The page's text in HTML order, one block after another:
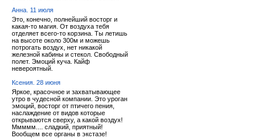
Анна. 11 июля
Это, конечно, полнейший восторг и
какая-то магия. От воздуха тебя
отделяет всего-то корзина. Ты летишь
на высоте около 300м и можешь
потрогать воздух, нет никакой
железной кабины и стекол. Свободный
полет. Эмоций куча. Кайф
невероятный.
Ксения. 28 июня
Яркое, красочное и захватывающее
утро в чудесной компании. Это уроган
эмоций, восторг от птичего пения,
наслаждение от видов которые
открываются сверху, а какой воздух!
Ммммм.... сладкий, приятный!
Вообщем все органы в экстазе!